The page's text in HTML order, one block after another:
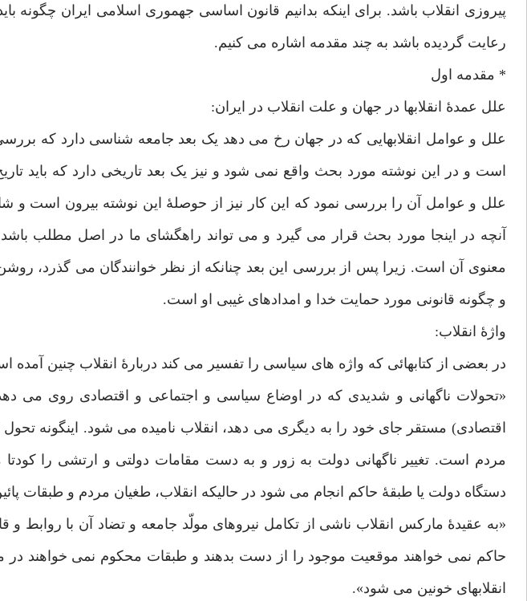
پیروزی انقلاب باشد. برای اینکه بدانیم قانون اساسی جهموری اسلامی ایران چگونه
رعایت گردیده باشد به چند مقدمه اشاره می کنیم.
* مقدمه اول
علل عمدۀ انقلابها در جهان و علت انقلاب در ایران:
علل و عوامل انقلابهایی که در جهان رخ می دهد یک بعد جامعه شناسی دارد که
است و در این نوشته مورد بحث واقع نمی شود و نیز یک بعد تاریخی دارد که باید
علل و عوامل آن را بررسی نمود که این کار نیز از حوصلۀ این نوشته بیرون است و
آنچه در اینجا مورد بحث قرار می گیرد و می تواند راهگشای ما در اصل مطلب
معنوی آن است. زیرا پس از بررسی این بعد چنانکه از نظر خوانندگان می گذرد،
و چگونه قانونی مورد حمایت خدا و امدادهای غیبی او است.
واژۀ انقلاب:
در بعضی از کتابهائی که واژه های سیاسی را تفسیر می کند دربارۀ انقلاب چنین آمده
«تحولات ناگهانی و شدیدی که در اوضاع سیاسی و اجتماعی و اقتصادی روی می
اقتصادی) مستقر جای خود را به دیگری می دهد، انقلاب نامیده می شود. اینگونه
مردم است. تغییر ناگهانی دولت به زور و به دست مقامات دولتی و ارتشی را کودتا
دستگاه دولت یا طبقۀ حاکم انجام می شود در حالیکه انقلاب، طغیان مردم و طبقات
«به عقیدۀ مارکس انقلاب ناشی از تکامل نیروهای مولّد جامعه و تضاد آن با
حاکم نمی خواهند موقعیت موجود را از دست بدهند و طبقات محکوم نمی خواهند
انقلابهای خونین می شود».